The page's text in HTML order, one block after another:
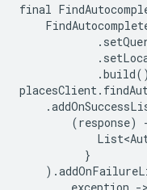
final
(response)
          }
exception -